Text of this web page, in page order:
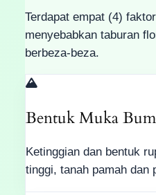
Terdapat empat (4)
menyebabkan taburan
berbeza-beza.
Bentuk Muka
Ketinggian dan bentuk
tinggi, tanah pamah dan